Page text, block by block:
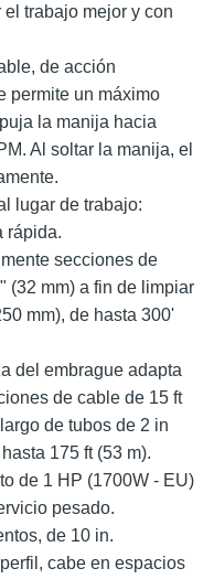
trabajo mejor y con
de acción
permite un máximo
la manija hacia
Al soltar la manija, el
lugar de trabajo:
rápida.
secciones de
(32 mm) a fin de limpiar
mm), de hasta 300'
del embrague adapta
de cable de 15 ft
de tubos de 2 in
175 ft (53 m).
de 1 HP (1700W - EU)
pesado.
de 10 in.
cabe en espacios